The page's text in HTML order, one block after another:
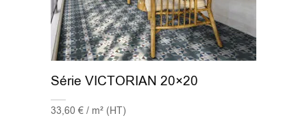
Série VICTORIAN 20×20
33,60 € / m² (HT)